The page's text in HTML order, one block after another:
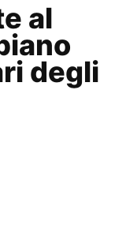
al
degli